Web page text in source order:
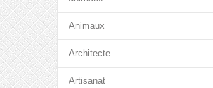
Animaux
Architecte
Artisanat